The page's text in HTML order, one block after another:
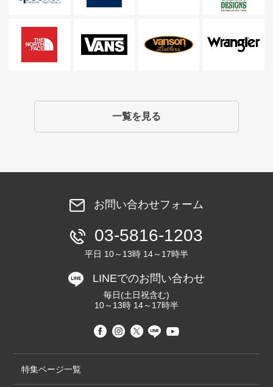
一覧を見る
お問い合わせフォーム
03-5816-1203
平日 10～13時 14～17時半
LINEでのお問い合わせ
毎日(土日祝含む)
10～13時 14～17時半
特集ページ一覧